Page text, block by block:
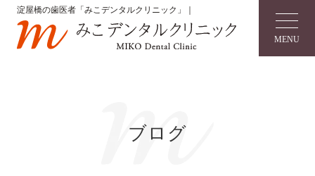
淀屋橋の歯医者「みこデンタルクリニック」｜
MENU
ブログ